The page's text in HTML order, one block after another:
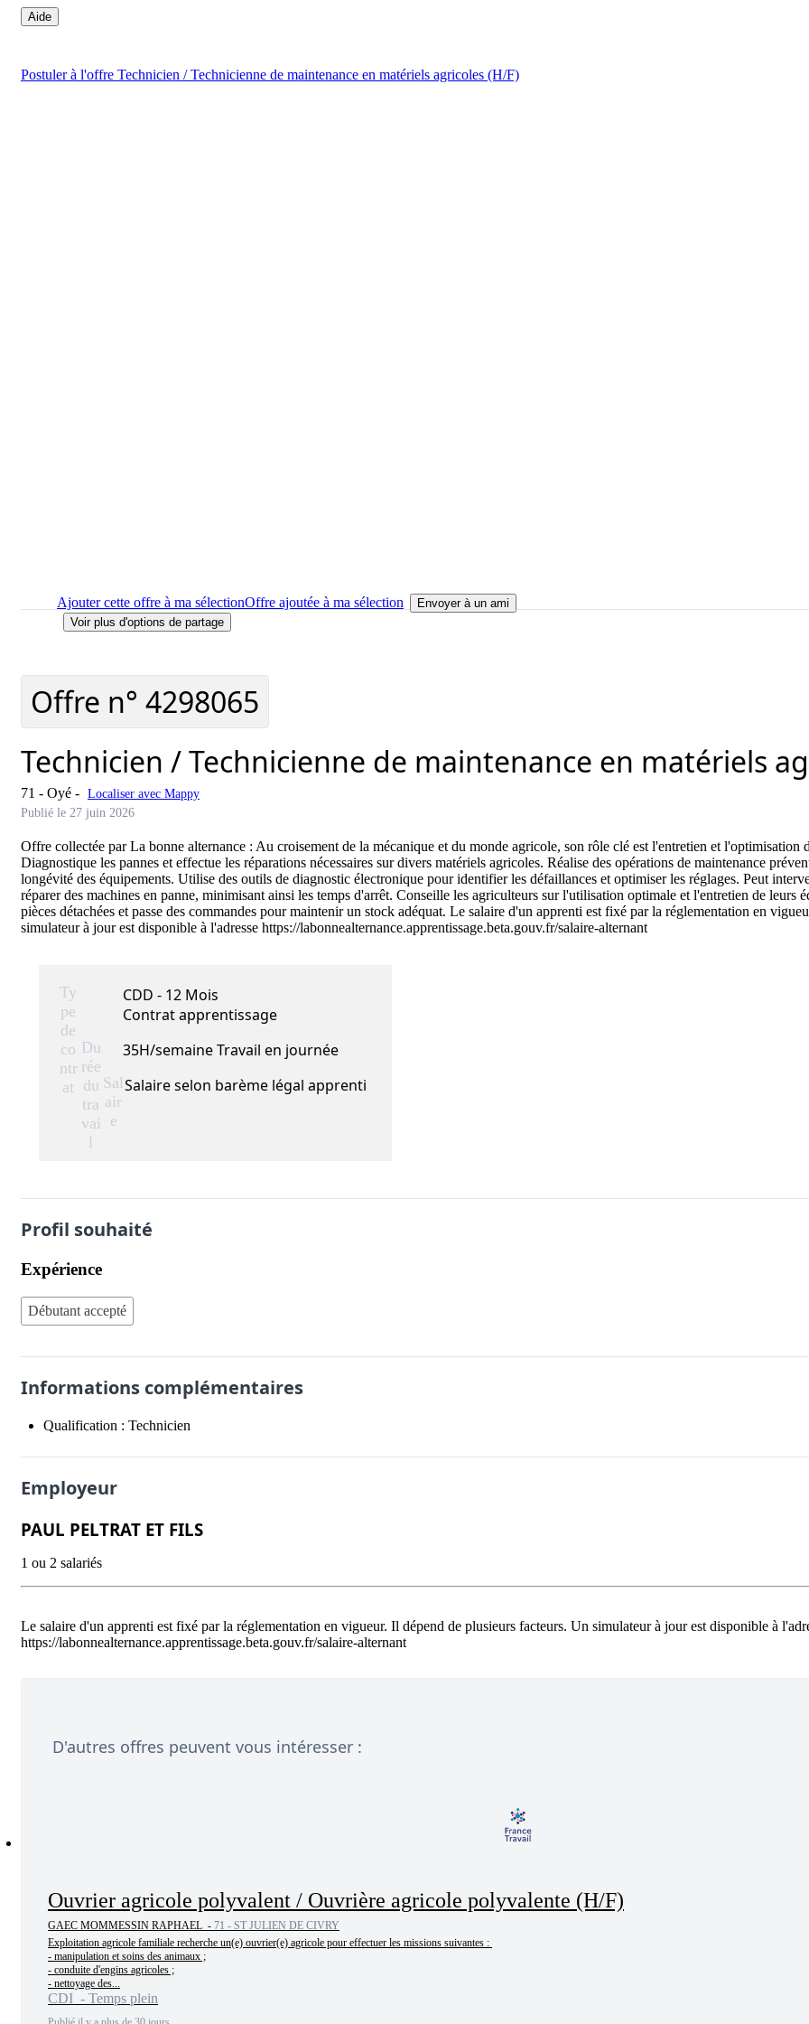
Aide
Postulerà l'offre Technicien / Technicienne de maintenance en matériels agricoles (H/F)
Ajouter cette offre à ma sélectionOffre ajoutée à ma sélection
Envoyer à un ami
Voir plus d'options de partage
Offre n° 4298065
Technicien / Technicienne de maintenance en matériels
71 - Oyé - Localiser avec Mappy
Publié le 27 juin 2026
Offre collectée par La bonne alternance : Au croisement de la mécanique et du monde agricole, son rôle clé est l'entretien et l'optimisation
Diagnostique les pannes et effectue les réparations nécessaires sur divers matériels agricoles. Réalise des opérations de maintenance
longévité des équipements. Utilise des outils de diagnostic électronique pour identifier les défaillances et optimiser les réglages. Peut
réparer des machines en panne, minimisant ainsi les temps d'arrêt. Conseille les agriculteurs sur l'utilisation optimale et l'entretien de leurs
pièces détachées et passe des commandes pour maintenir un stock adéquat. Le salaire d'un apprenti est fixé par la réglementation en
simulateur à jour est disponible à l'adresse https://labonnealternance.apprentissage.beta.gouv.fr/salaire-alternant
Ty
pe
de
co
ntr
at
CDD - 12 Mois
Contrat apprentissage
Du
rée
du
tra
vai
l
35H/semaine Travail en journée
Sal
air
e
Salaire selon barème légal apprenti
Profil souhaité
Expérience
Débutant accepté
Informations complémentaires
Qualification : Technicien
Employeur
PAUL PELTRAT ET FILS
1 ou 2 salariés
Le salaire d'un apprenti est fixé par la réglementation en vigueur. Il dépend de plusieurs facteurs. Un simulateur à jour est disponible à
D'autres offres peuvent vous intéresser :
Ouvrier agricole polyvalent / Ouvrière agricole polyvalente (H/F)
GAEC MOMMESSIN RAPHAEL - 71 - ST JULIEN DE CIVRY
Exploitation agricole familiale recherche un(e) ouvrier(e) agricole pour effectuer les missions suivantes :
- manipulation et soins des animaux ;
- conduite d'engins agricoles ;
- nettoyage des...
CDI - Temps plein